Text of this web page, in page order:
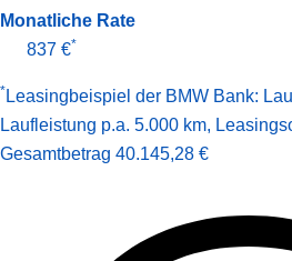
Monatliche Rate
837 €*
* Leasingbeispiel der BMW Bank:
Laufleistung p.a. 5.000 km,
Gesamt­betrag 40.145,28 €